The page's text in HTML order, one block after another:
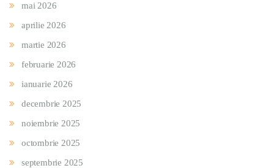
mai 2026
aprilie 2026
martie 2026
februarie 2026
ianuarie 2026
decembrie 2025
noiembrie 2025
octombrie 2025
septembrie 2025